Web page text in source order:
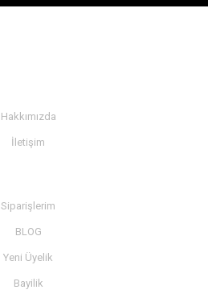
Hakkımızda
İletişim
Siparişlerim
BLOG
Yeni Üyelik
Bayilik